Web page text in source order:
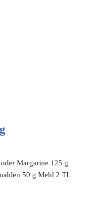
Margarine 125 g
50 g Mehl 2 TL